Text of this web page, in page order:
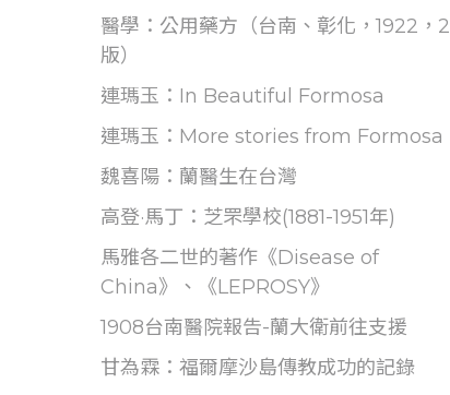
醫學：公用藥方（台南、彰化，1922，2
版）
連瑪玉：In Beautiful Formosa
連瑪玉：More stories from Formosa
魏喜陽：蘭醫生在台灣
高登·馬丁：芝罘學校(1881-1951年)
馬雅各二世的著作《Disease of
China》、《LEPROSY》
1908台南醫院報告-蘭大衛前往支援
甘為霖：福爾摩沙島傳教成功的記錄